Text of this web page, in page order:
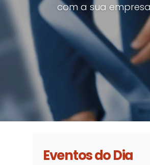
com a sua empresa
Eventos do Dia